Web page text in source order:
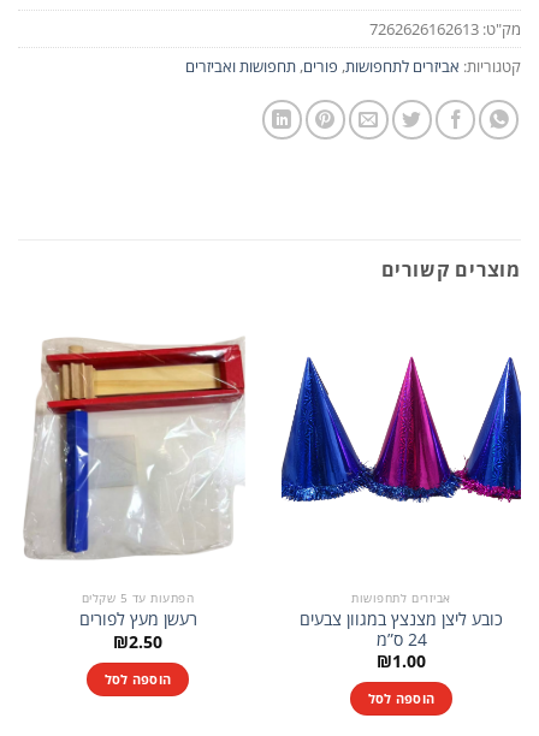
מק"ט: 7262626162613
קטגוריות: אביזרים לתחפושות, פורים, תחפושות ואביזרים
מוצרים קשורים
אביזרים לתחפושות
כובע ליצן מצנצץ במגוון צבעים
24 ס”מ
₪1.00
הוספה לסל
הפתעות עד 5 שקלים
רעשן מעץ לפורים
₪2.50
הוספה לסל